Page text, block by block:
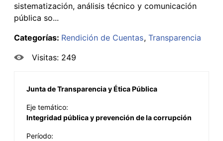
sistematización, análisis técnico y comunicación
pública so...
Categorías: Rendición de Cuentas Transparencia
Visitas: 249
Junta de Transparencia y Ética Pública
Eje temático:
Integridad pública y prevención de la corrupción
Período: